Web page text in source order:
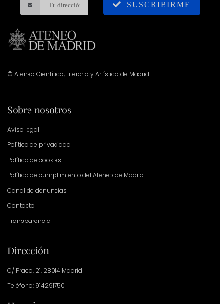
SUSCRIBIRME
© Ateneo Científico, Literario y Artístico de Madrid
Sobre nosotros
Aviso legal
Política de privacidad
Política de cookies
Política de cumplimiento del Ateneo de Madrid
Canal de denuncias
Contacto
Transparencia
Dirección
C/ Prado, 21. 28014 Madrid
Teléfono: 914291750